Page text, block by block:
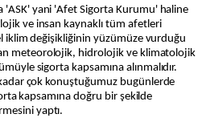
'ASK' yani 'Afet Sigorta Kurumu' haline
ve insan kaynaklı tüm afetleri
iklim değişikliğinin yüzümüze vurduğu
meteorolojik, hidrolojik ve klimatolojik
sigorta kapsamına alınmalıdır.
çok konuştuğumuz bugünlerde
kapsamına doğru bir şekilde
yaptı.